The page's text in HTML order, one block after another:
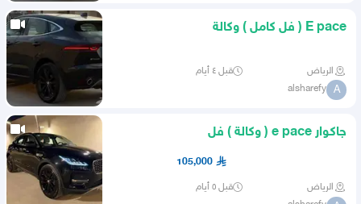
E pace ( فل كامل ) وكالة
الرياض قبل ٤ أيام
A
alsharefy
جاكوار e pace ( وكالة ) فل
105,000
الرياض قبل ٥ أيام